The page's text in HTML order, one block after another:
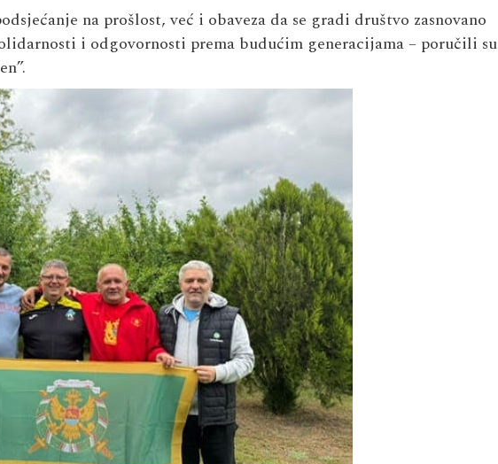
na prošlost, već i obaveza da se gradi društvo zasnovano
i odgovornosti prema budućim generacijama – poručili su